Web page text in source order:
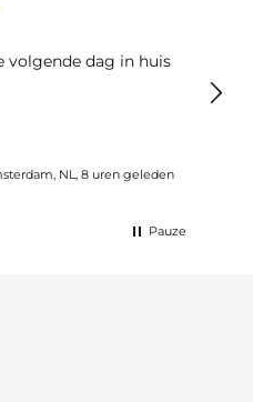
volgende dag in huis
NL, 8 uren geleden
Pauze